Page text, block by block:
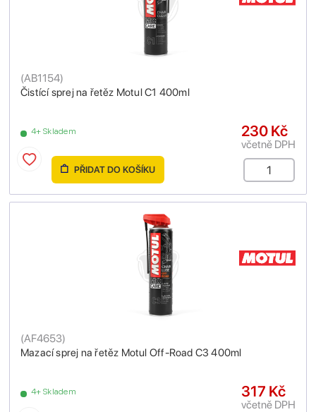
Čistící sprej na řetěz Motul C1 400ml
(AB1154)
4+ Skladem 230 Kč
včetně DPH
PŘIDAT DO KOŠÍKU
Mazací sprej na řetěz Motul Off-Road C3 400ml
(AF4653)
4+ Skladem 317 Kč
včetně DPH